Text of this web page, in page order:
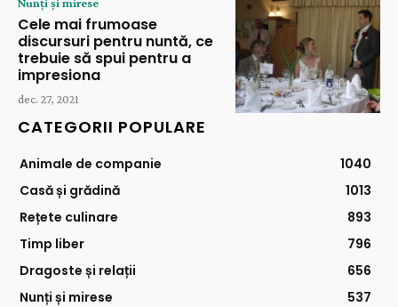
Cele mai frumoase
discursuri pentru nuntă, ce
trebuie să spui pentru a
impresiona
dec. 27, 2021
CATEGORII POPULARE
Animale de companie
1040
Casă și grădină
1013
Rețete culinare
893
Timp liber
796
Dragoste și relații
656
Nunți și mirese
537